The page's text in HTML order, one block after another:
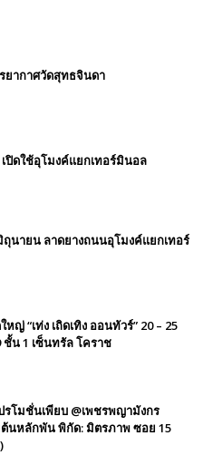
ยากาศวัดสุทธจินดา
ปิดใช้อุโมงค์แยกเทอร์มินอล
ถุนายน ลาดยางถนนอุโมงค์แยกเทอร์
ญ่ “เท่ง เถิดเทิง ออนทัวร์” 20 – 25
น 1 เซ็นทรัล โคราช
รโมชั่นเพียบ @เพชรพญามังกร
ต้นหลักพัน พิกัด: มิตรภาพ ซอย 15